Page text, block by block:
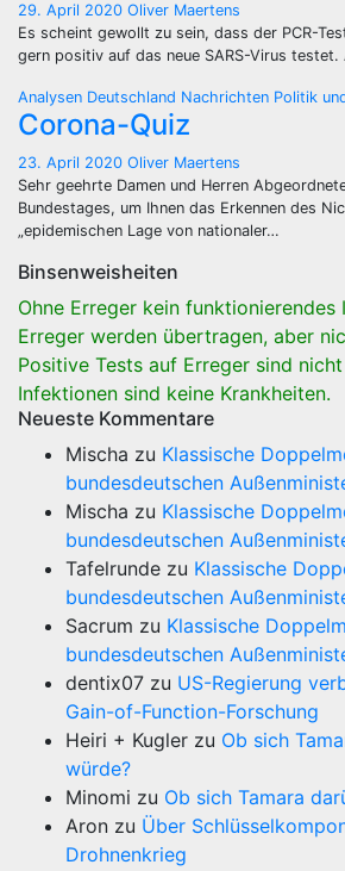
29. April 2020 Oliver Maertens
Es scheint gewollt zu sein, dass der PCR-
gern positiv auf das neue SARS-Virus testet.
Analysen Deutschland Nachrichten Politik
Corona-Quiz
23. April 2020 Oliver Maertens
Sehr geehrte Damen und Herren
Bundestages, um Ihnen das Erkennen des
„epidemischen Lage von nationaler…
Binsenweisheiten
Ohne Erreger kein funktionierendes
Erreger werden übertragen, aber
Positive Tests auf Erreger sind
Infektionen sind keine Krankheiten.
Neueste Kommentare
Mischa zu Klassische
bundesdeutschen
Mischa zu Klassische
bundesdeutschen
Tafelrunde zu Klassische
bundesdeutschen
Sacrum zu Klassische
bundesdeutschen
dentix07 zu US-Regierung
Gain-of-Function-Forschung
Heiri + Kugler zu Ob sich
würde?
Minomi zu Ob sich Tamara
Aron zu Über
Drohnenkrieg